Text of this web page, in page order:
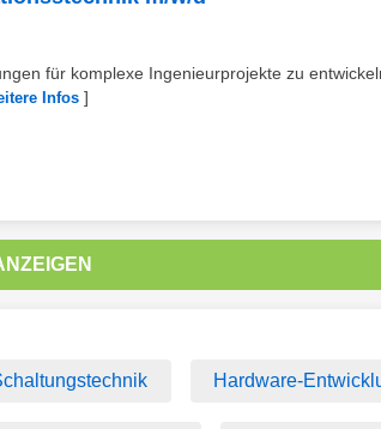
für komplexe Ingenieurprojekte zu
Infos ]
Hardware-